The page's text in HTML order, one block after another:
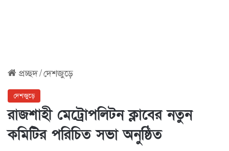
প্রচ্ছদ/দেশজুড়ে
দেশজুড়ে
রাজশাহী মেট্রোপলিটন ক্লাবের নতুন
কমিটির পরিচিত সভা অনুষ্ঠিত